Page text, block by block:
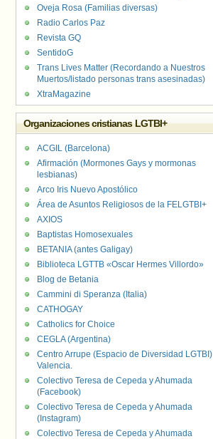
Oveja Rosa (Familias diversas)
Radio Carlos Paz
Revista GQ
SentidoG
Trans Lives Matter (Recordando a Nuestros
Muertos/listado personas trans asesinadas)
XtraMagazine
Organizaciones cristianas LGTBI+
ACGIL (Barcelona)
Afirmación (Mormones Gays y mormonas
lesbianas)
Arco Iris Nuevo Apostólico
Área de Asuntos Religiosos de la FELGTBI+
AXIOS
Baptistas Homosexuales
BETANIA (antes Galigay)
Biblioteca LGTTB «Oscar Hermes Villordo»
Blog de Betania
Cammini di Speranza (Italia)
CATHOGAY
Catholics for Choice
CEGLA (Argentina)
Centro Arrupe (Espacio de Diversidad LGTBI)
Valencia.
Colectivo Teresa de Cepeda y Ahumada
(Facebook)
Colectivo Teresa de Cepeda y Ahumada
(Instagram)
Colectivo Teresa de Cepeda y Ahumada